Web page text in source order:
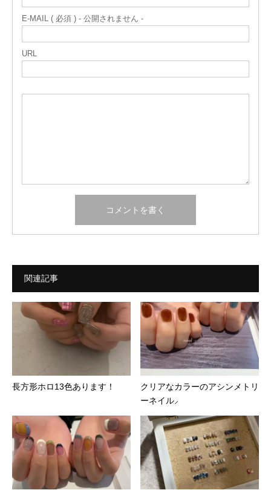
E-MAIL ( 必須 ) - 公開されません -
URL
関連記事
長方形ホロ13色あります！
クリアなカラーのアシンメトリ
ーネイル⸝